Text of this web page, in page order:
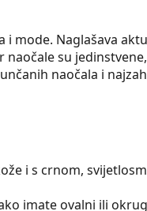
mode. Naglašava
su
naočala i
i s crnom,
imate ovalni ili